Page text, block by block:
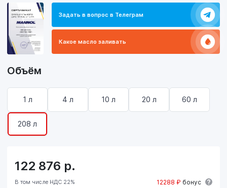
Задать в вопрос в Телеграм
Какое масло заливать
Объём
1 л 4 л 10 л 20 л 60 л
208 л
122 876 р.
В том числе НДС 22% 12288 ₽ бонус